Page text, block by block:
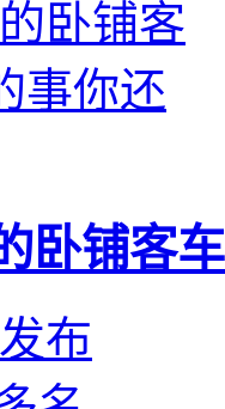
卧铺客